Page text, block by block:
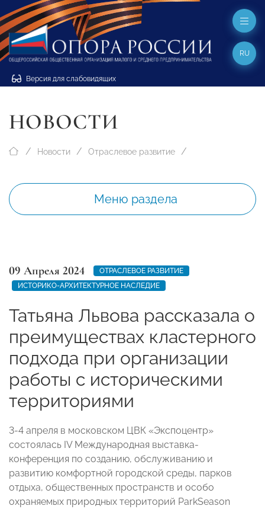
Версия для слабовидящих
RU
НОВОСТИ
Новости Отраслевое развитие
Меню раздела
09 Апреля 2024
ОТРАСЛЕВОЕ РАЗВИТИЕ
ИСТОРИКО-АРХИТЕКТУРНОЕ НАСЛЕДИЕ
Татьяна Львова рассказала о
преимуществах кластерного
подхода при организации
работы с историческими
территориями
3-4 апреля в московском ЦВК «Экспоцентр»
состоялась IV Международная выставка-
конференция по созданию, обслуживанию и
развитию комфортной городской среды, парков
отдыха, общественных пространств и особо
охраняемых природных территорий ParkSeason